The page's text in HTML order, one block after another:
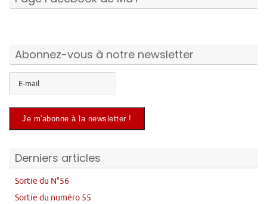
Abonnez-vous à notre newsletter
Derniers articles
Sortie du N°56
Sortie du numéro 55